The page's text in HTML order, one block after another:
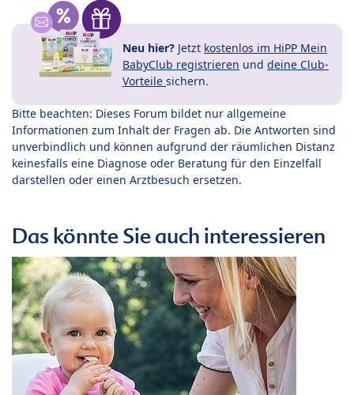
Neu hier? Jetzt kostenlos im HiPP Mein
BabyClub registrieren und deine Club-
Vorteile sichern.
Bitte beachten: Dieses Forum bildet nur allgemeine
Informationen zum Inhalt der Fragen ab. Die Antworten sind
unverbindlich und können aufgrund der räumlichen Distanz
keinesfalls eine Diagnose oder Beratung für den Einzelfall
darstellen oder einen Arztbesuch ersetzen.
Das könnte Sie auch interessieren